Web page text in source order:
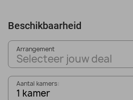
Beschikbaarheid
Arrangement
Selecteer jouw deal
Aantal kamers:
1 kamer